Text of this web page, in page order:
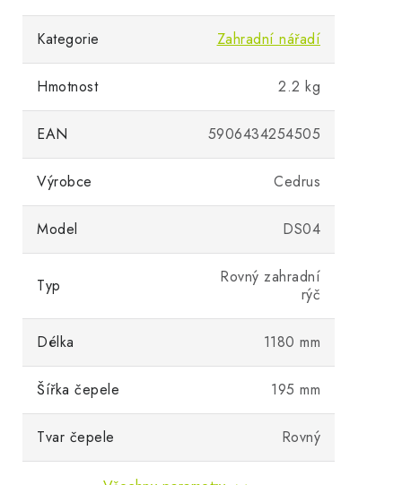
Kategorie Zahradní nářadí
Hmotnost 2.2 kg
EAN 5906434254505
Výrobce Cedrus
Model DS04
Typ
Rovný zahradní
rýč
Délka 1180 mm
Šířka čepele 195 mm
Tvar čepele Rovný